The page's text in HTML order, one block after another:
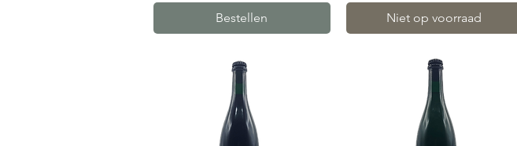
Bestellen Niet op voorraad